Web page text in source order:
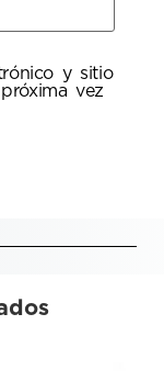
y sitio
vez